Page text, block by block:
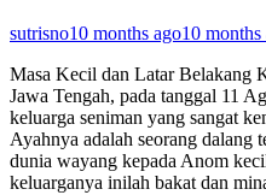
sutrisno10 months ago10 months
Masa Kecil dan Latar Belakang
Jawa Tengah, pada tanggal 11
keluarga seniman yang sangat
Ayahnya adalah seorang dalang
dunia wayang kepada Anom
keluarganya inilah bakat dan